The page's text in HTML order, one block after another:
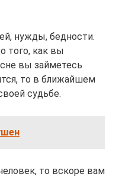
нужды, бедности.
того, как вы
вы займетесь
то в ближайшем
судьбе.
то вскоре вам